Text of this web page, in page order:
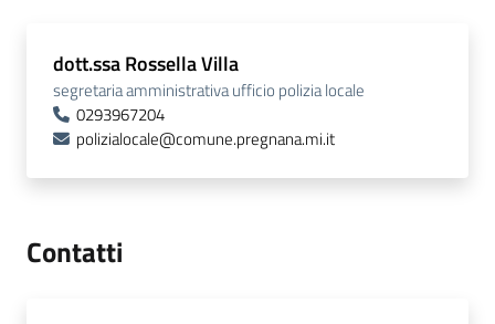
dott.ssa Rossella Villa
segretaria amministrativa ufficio polizia locale
0293967204
polizialocale@comune.pregnana.mi.it
Contatti